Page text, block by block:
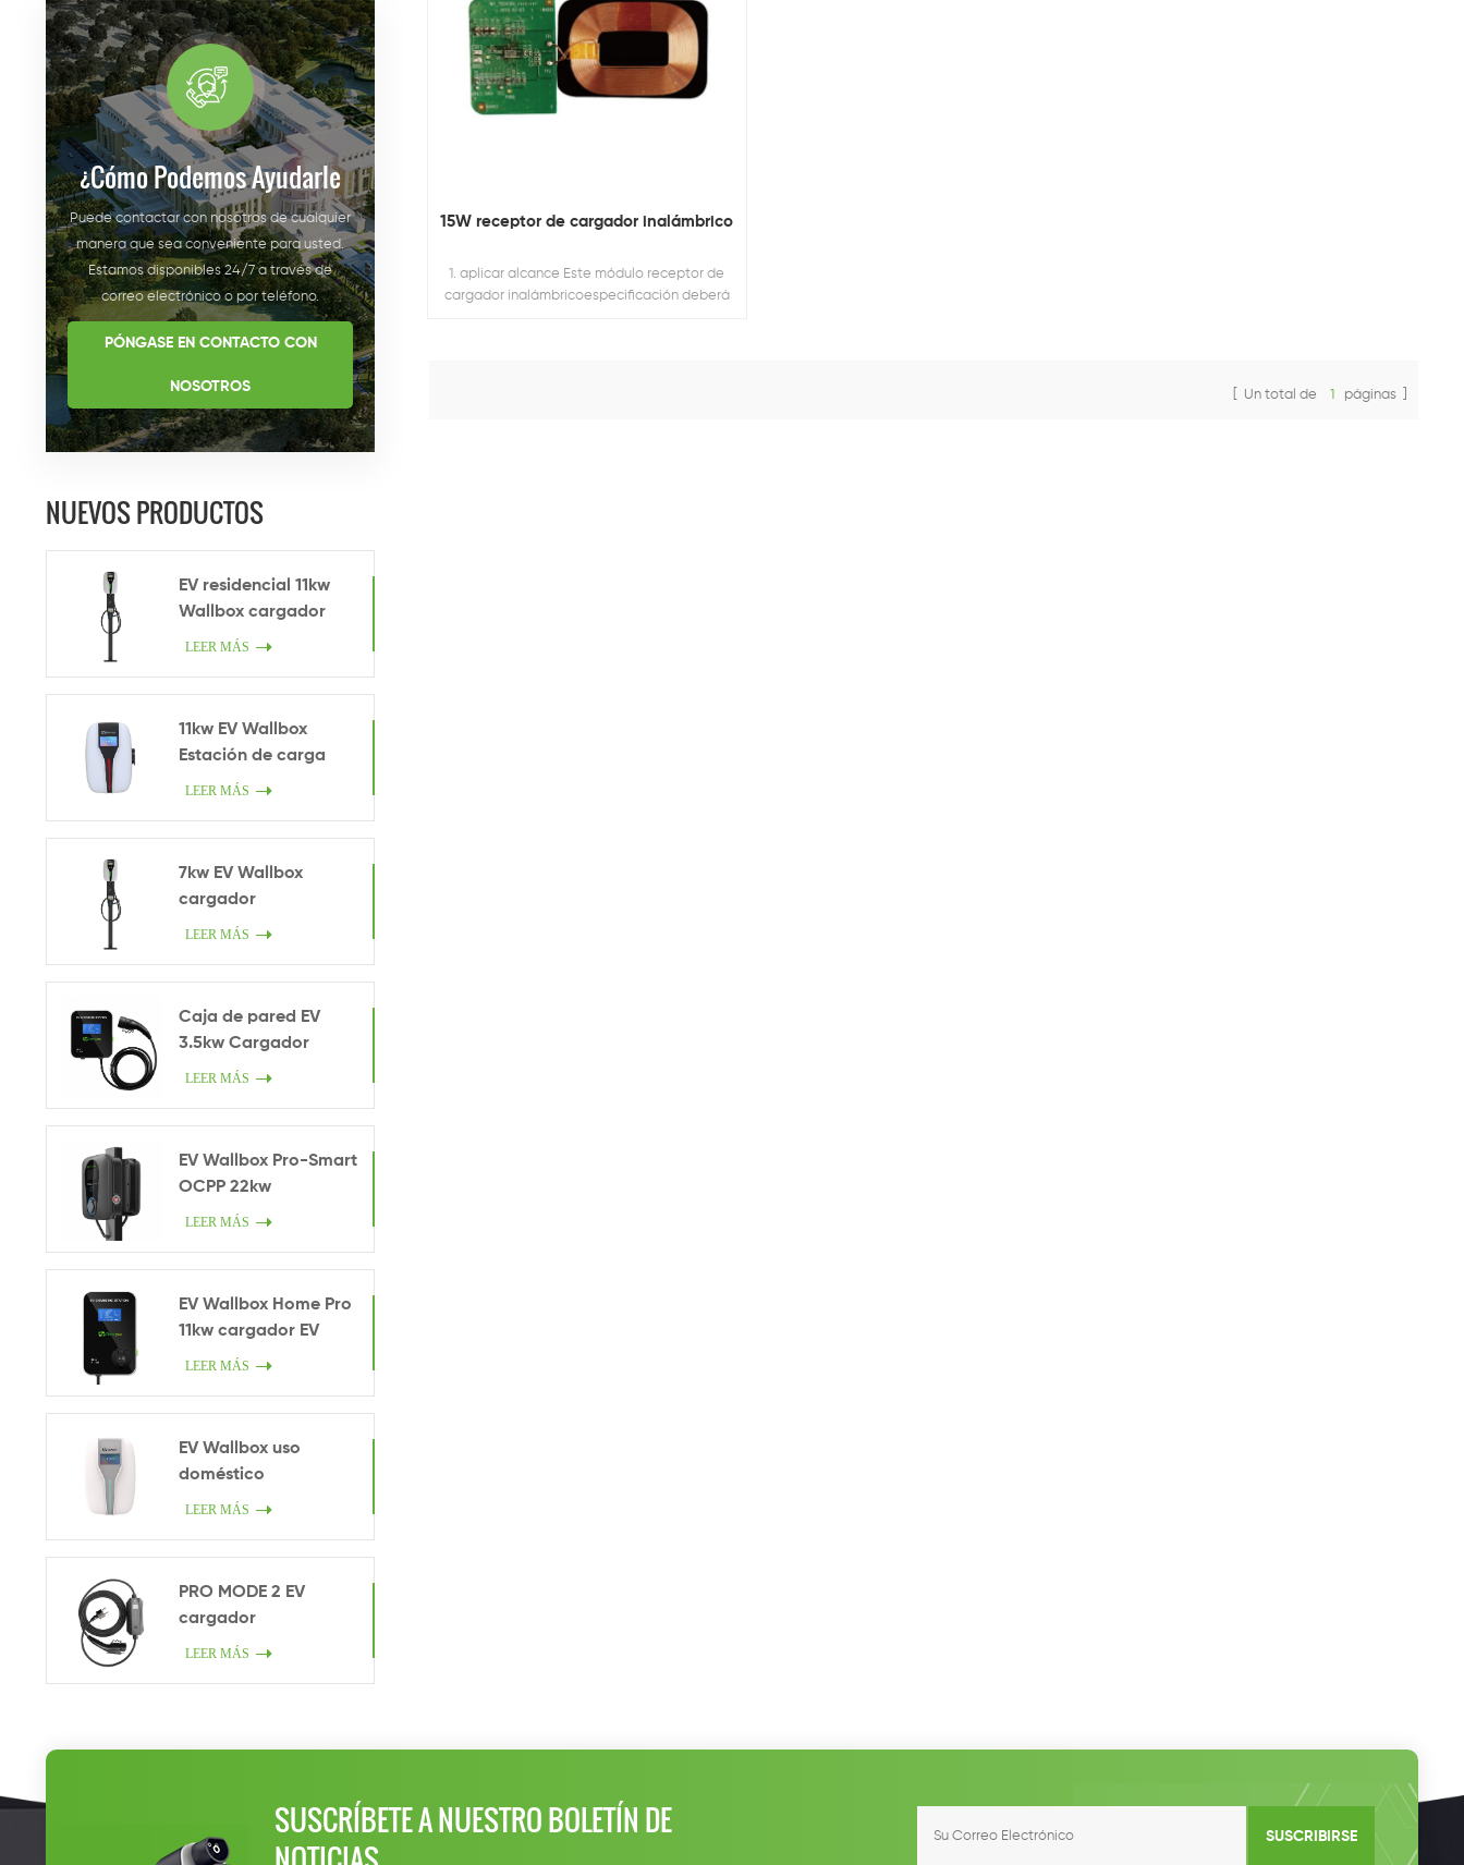
¿cómo Podemos Ayudarle
Puede contactar con nosotros de cualquier
manera que sea conveniente para usted.
Estamos disponibles 24/7 a través de
correo electrónico o por teléfono.
PÓNGASE EN CONTACTO CON
NOSOTROS
NUEVOS PRODUCTOS
EV residencial 11kw
Wallbox cargador
LEER MÁS
11kw EV Wallbox
Estación de carga
LEER MÁS
7kw EV Wallbox
cargador
LEER MÁS
Caja de pared EV
3.5kw Cargador
inteligente en casa
LEER MÁS
EV Wallbox Pro-Smart
OCPP 22kw
LEER MÁS
EV Wallbox Home Pro
11kw cargador EV
LEER MÁS
EV Wallbox uso
doméstico
LEER MÁS
PRO MODE 2 EV
cargador
LEER MÁS
15W receptor de cargador inalámbrico
1. aplicar alcance Este módulo receptor de
cargador inalámbricoespecificación deberá
[ Un total de 1 páginas ]
SUSCRÍBETE A NUESTRO BOLETÍN DE
SUSCRIBIRSE